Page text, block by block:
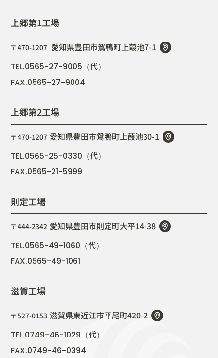
上郷第1工場
〒470-1207 愛知県豊田市鴛鴨町上葭池7-1
TEL.0565-27-9005（代）
FAX.0565-27-9004
上郷第2工場
〒470-1207 愛知県豊田市鴛鴨町上葭池30-1
TEL.0565-25-0330（代）
FAX.0565-21-5999
則定工場
〒444-2342 愛知県豊田市則定町大平14-38
TEL.0565-49-1060（代）
FAX.0565-49-1061
滋賀工場
〒527-0153 滋賀県東近江市平尾町420-2
TEL.0749-46-1029（代）
FAX.0749-46-0394